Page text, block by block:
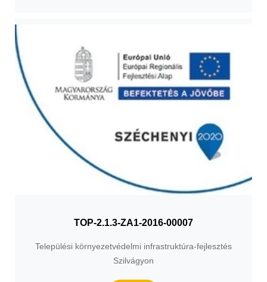
TOP-2.1.3-ZA1-2016-00007
Települési környezetvédelmi infrastruktúra-fejlesztés
Szilvágyon